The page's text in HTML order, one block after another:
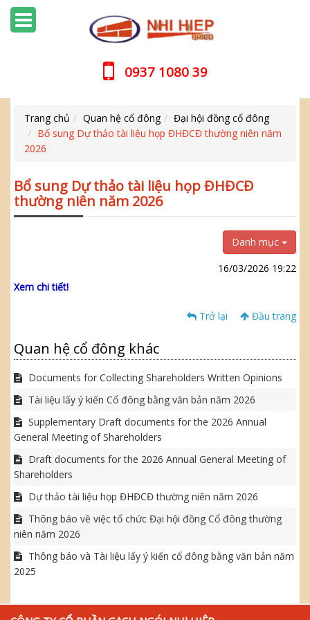
0937 1080 39
Trang chủ Quan hệ cổ đông
Đại hội đồng cổ đông
Bổ sung Dự thảo tài liệu họp ĐHĐCĐ thường niên năm
2026
Bổ sung Dự thảo tài liệu họp ĐHĐCĐ
thường niên năm 2026
Danh mục
16/03/2026 19:22
Xem chi tiết!
Trở lại Đầu trang
Quan hệ cổ đông khác
Documents for Collecting Shareholders Written Opinions
Tài liệu lấy ý kiến Cổ đông bằng văn bản năm 2026
Supplementary Draft documents for the 2026 Annual
General Meeting of Shareholders
Draft documents for the 2026 Annual General Meeting of
Shareholders
Dự thảo tài liệu họp ĐHĐCĐ thường niên năm 2026
Thông báo về việc tổ chức Đại hội đồng Cổ đông thường
niên năm 2026
Thông báo và Tài liệu lấy ý kiến cổ đông bằng văn bản năm
2025